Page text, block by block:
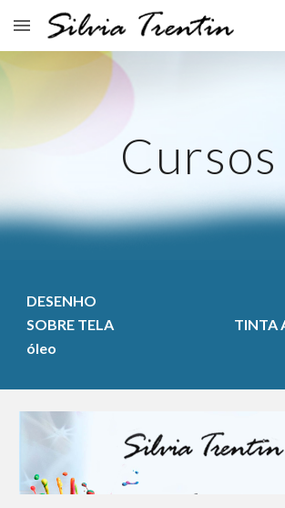
Skip to main content
Cursos
DESENHO
SOBRE TELA TINTA
óleo